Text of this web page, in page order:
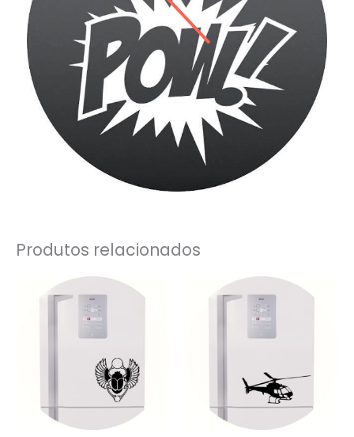
Produtos relacionados